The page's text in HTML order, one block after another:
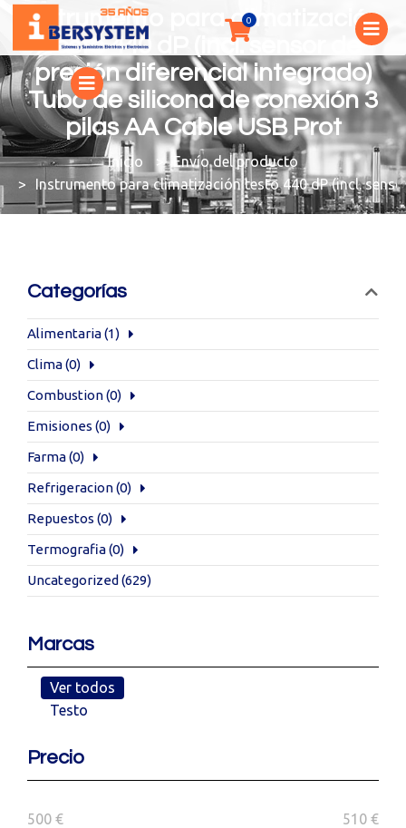
Instrumento para climatización
testo 440 dP (incl. sensor de
presión diferencial integrado)
Tubo de silicona de conexión 3
pilas AA Cable USB Prot
You are here:
Envío del producto
Instrumento para climatización testo 440 dP (incl.
Categorías
Alimentaria(1)
Clima(0)
Combustion(0)
Emisiones (0)
Farma(0)
Refrigeracion(0)
Repuestos (0)
Termografia(0)
Uncategorized (629)
Marcas
Ver todos
Testo
Precio
500 € 510 €